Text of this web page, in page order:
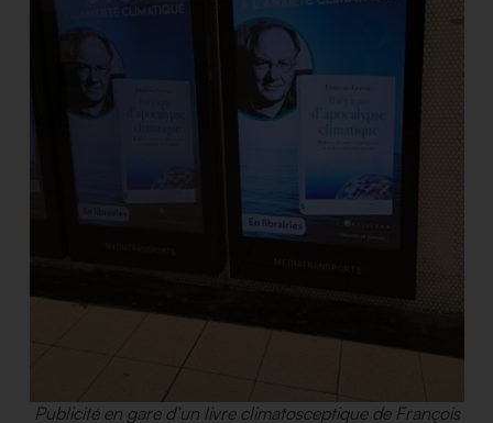
Publicité en gare d’un livre climatosceptique de François